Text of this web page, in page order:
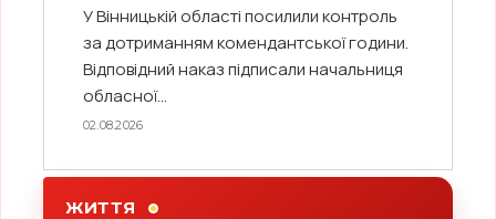
У Вінницькій області посилили контроль
за дотриманням комендантської години.
Відповідний наказ підписали начальниця
обласної...
02.08.2026
ЖИТТЯ